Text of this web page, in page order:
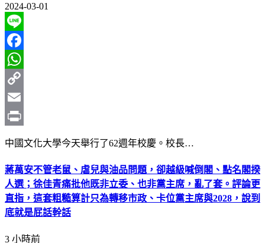
2024-03-01
Line
Facebook
WhatsApp
Copy
Link
Email
中國文化大學今天舉行了62週年校慶。校長…
蔣萬安不管老鼠、虐兒與油品問題，卻越級喊倒閣、點名閣揆
人選；徐佳青痛批他既非立委、也非黨主席，亂了套。評論更
直指，這套粗糙算計只為轉移市政、卡位黨主席與2028，說到
底就是屁話幹話
3 小時前